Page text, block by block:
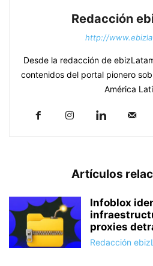
Redacción
http://
Desde la redacción de
contenidos del portal pionero
América
Artículos
Infoblox
proxies
Redacción